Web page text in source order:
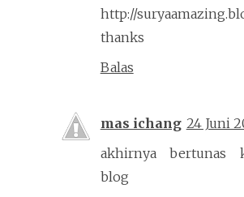
http://
thanks
Balas
mas ichang 24 Juni
akhirnya bertunas
blog